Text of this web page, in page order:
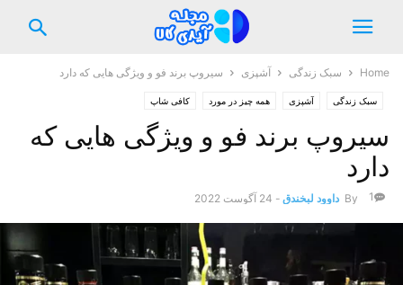
Home سبک زندگی آشپزی سیروپ برند فو و ویژگی هایی که دارد
سبک زندگی آشپزی همه چیز در مورد کافی شاپ
سیروپ برند فو و ویژگی هایی که
دارد
By داوود لبخندق - 24 آگوست 2022 1